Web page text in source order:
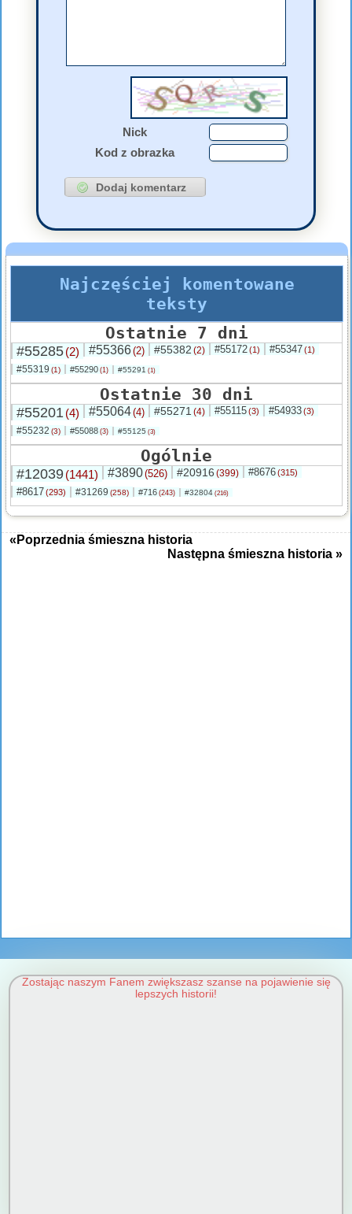
Nick
Kod z obrazka
Najczęściej komentowane
teksty
Ostatnie 7 dni
#55285(2) #55366(2) #55382 (2) #55172(1) #55347(1)
#55319 (1) #55290 (1) #55291 (1)
Ostatnie 30 dni
#55201(4) #55064(4) #55271 (4) #55115(3) #54933(3)
#55232 (3) #55088 (3) #55125 (3)
Ogólnie
#12039(1441) #3890(526) #20916 (399) #8676(315)
#8617(293) #31269 (258) #716 (243) #32804 (216)
«Poprzednia śmieszna historia
Następna śmieszna historia »
Zostając naszym Fanem zwiększasz szanse na pojawienie się
lepszych historii!